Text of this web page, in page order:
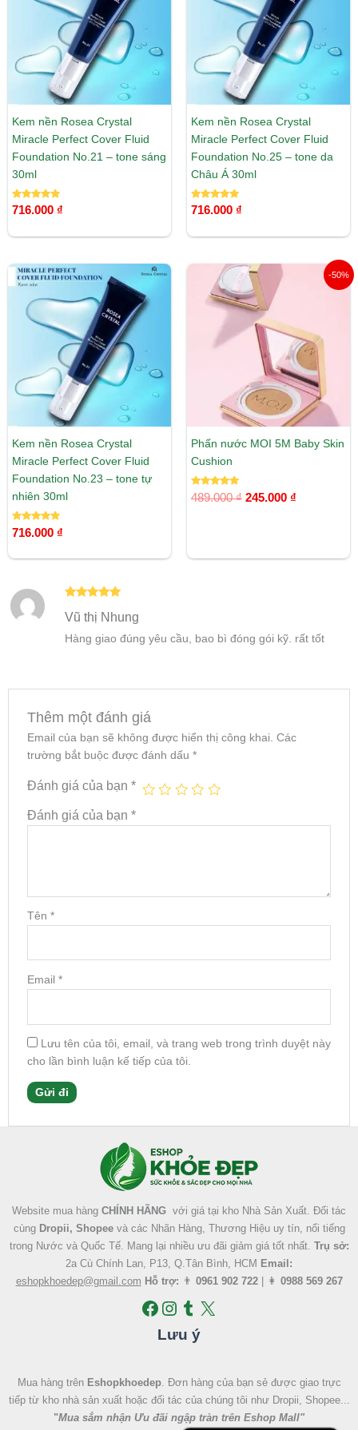
Kem nền Rosea Crystal
Miracle Perfect Cover Fluid
Foundation No.21 – tone sáng
30ml
Được xếp
hạng
716.000 ₫
Kem nền Rosea Crystal
Miracle Perfect Cover Fluid
Foundation No.25 – tone da
Châu Á 30ml
Được xếp
hạng
716.000 ₫
Kem nền Rosea Crystal
Miracle Perfect Cover Fluid
Foundation No.23 – tone tự
nhiên 30ml
Được xếp
hạng
716.000 ₫
-50%
Phấn nước MOI 5M Baby Skin
Cushion
Được xếp
hạng
489.000₫
Giá
gốc
là:
489.000 ₫.
245.000 ₫
245.000 ₫.
hạng55
Vũ thị Nhung
Hàng giao đúng yêu cầu, bao bì đóng gói kỹ. rất tốt
Thêm một đánh giá
Email của bạn sẽ không được hiển thị công khai. Các
trường bắt buộc được đánh dấu *
Đánh giá của bạn *
Đánh giá của bạn *
Tên *
Email *
Lưu tên của tôi, email, và trang web trong trình duyệt này
cho lần bình luận kế tiếp của tôi.
Website mua hàng CHÍNH HÃNG với giá tại kho Nhà Sản Xuất. Đối tác
cùng Dropii, Shopeevà các Nhãn Hàng, Thương Hiệu uy tín, nổi tiếng
trong Nước và Quốc Tế. Mang lại nhiều ưu đãi giảm giá tốt nhất. Trụ sở:
2a Cù Chính Lan, P13, Q.Tân Bình, HCM Email:
eshopkhoedep@gmail.com Hỗ trợ: 👨 0961 902 722| 👩 0988 569 267
Lưu ý
Mua hàng trên Eshopkhoedep. Đơn hàng của bạn sẻ được giao trực
tiếp từ kho nhà sản xuất hoặc đối tác của chúng tôi như Dropii, Shopee...
"Mua sắm nhận Ưu đãi ngập tràn trên Eshop Mall"